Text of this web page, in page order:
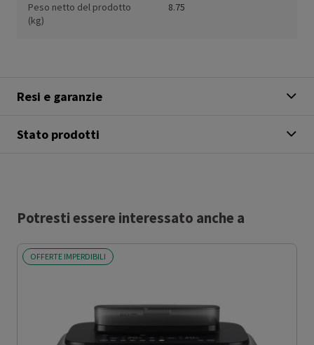
Peso netto del prodotto
(kg)
8.75
Resi e garanzie
Stato prodotti
Potresti essere interessato anche a
OFFERTE IMPERDIBILI